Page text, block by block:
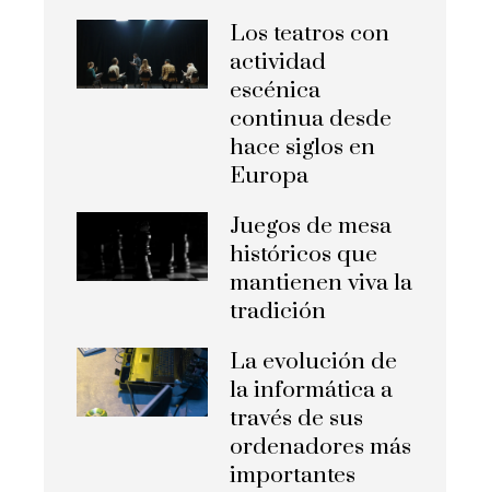
Los teatros con
actividad
escénica
continua desde
hace siglos en
Europa
Juegos de mesa
históricos que
mantienen viva la
tradición
La evolución de
la informática a
través de sus
ordenadores más
importantes